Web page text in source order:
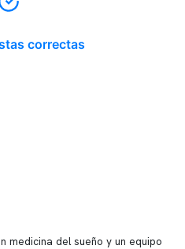
correctas
medicina del sueño y un equipo